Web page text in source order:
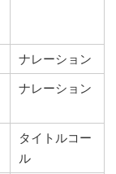
ナレーション
ナレーション
タイトルコー
ル